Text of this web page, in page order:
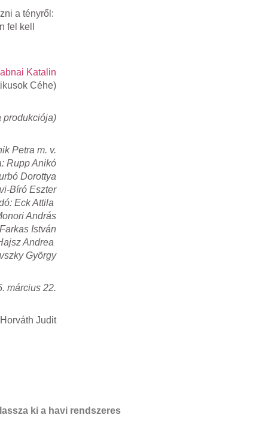
a tényről:
fel kell
Katalin
Céhe)
produkciója)
Petra m. v.
Rupp Anikó
Dorottya
Bíró Eszter
Eck Attila
András
István
Andrea
György
március 22.
Judit
ki a havi rendszeres